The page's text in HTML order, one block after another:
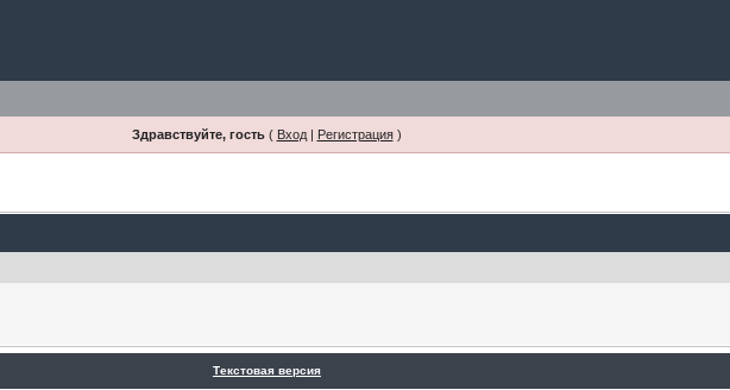
Здравствуйте, гость( Вход| Регистрация)
Текстовая версия